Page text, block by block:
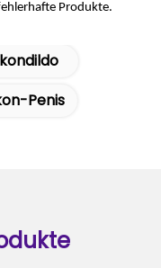
Produkte.
Penis